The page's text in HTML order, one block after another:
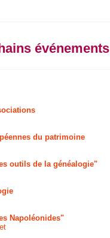
événements
du patrimoine
outils de la généalogie"
Napoléonides"